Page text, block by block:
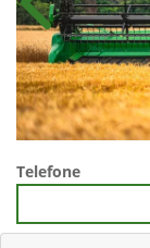
Anterior
Telefone